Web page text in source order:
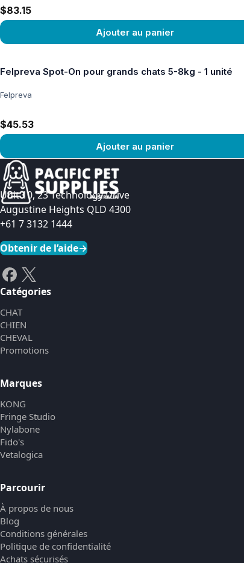
$83.15
Ajouter au panier
Felpreva Spot-On pour grands chats 5-8kg - 1 unité
Felpreva
$45.53
Ajouter au panier
Voir le produit
Unit 10, 23 Technology Drive
Augustine Heights QLD 4300
+61 7 3132 1444
Obtenir de l’aide→
Catégories
CHAT
CHIEN
CHEVAL
Promotions
Marques
KONG
Fringe Studio
Nylabone
Fido's
Vetalogica
Parcourir
À propos de nous
Blog
Conditions générales
Politique de confidentialité
Achats sécurisés